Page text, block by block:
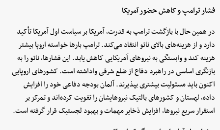
فشار ترامپ و کاهش حضور آمریکا
در همین حال با بازگشت ترامپ به قدرت، آمریکا بر سیاست اول آمریکا تأکید
دارد و از هزینه‌های بالای ناتو انتقاد می‌کند. ترامپ بارها خواسته اروپا بیشتر
هزینه کند و وابستگی به نیروهای آمریکایی کاهش یابد. این فشارها، ناتو را به
بازنگری اساسی در راهبرد دفاع از ضلع شرقی واداشته است. کشورهای اروپایی
اکنون باید مسئولیت بیشتری بپذیرند. آلمان بودجه دفاعی خود را افزایش
داده، لهستان و کشورهای بالتیک نیروهایشان را تقویت کرده‌اند و تمرکز بر
استقرار سریع نیروها، افزایش ذخایر مهمات و بهبود لجستیک قرار گرفته است.